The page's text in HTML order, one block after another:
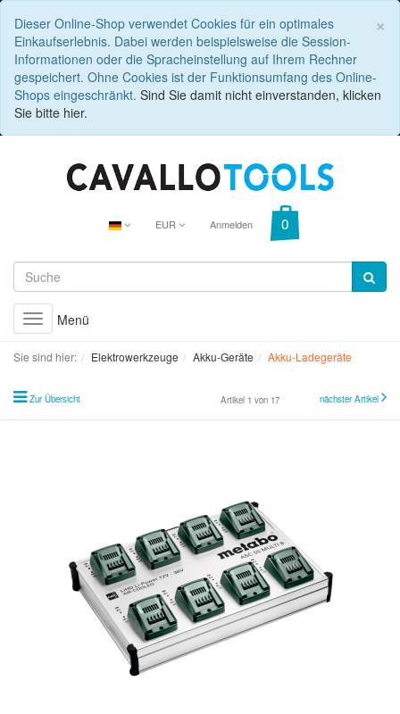
×
Dieser Online-Shop verwendet Cookies für ein optimales
Einkaufserlebnis. Dabei werden beispielsweise die Session-
Informationen oder die Spracheinstellung auf Ihrem Rechner
gespeichert. Ohne Cookies ist der Funktionsumfang des Online-
Shops eingeschränkt. Sind Sie damit nicht einverstanden, klicken
Sie bitte hier.
EUR Anmelden
Toggle
navigation
Menü
Sie sind hier: Elektrowerkzeuge Akku-Geräte Akku-Ladegeräte
Zur Übersicht Artikel 1 von 17 nächster Artikel